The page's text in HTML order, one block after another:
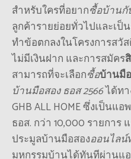
สำหรับใครที่อยากซื้อบ้านกั
ลูกค้ารายย่อยทั่วไปและเ
ทำข้อตกลงในโครงการสวั
ไม่มีเงินฝาก และการสมัคร
สามารถที่จะเลือกซื้อบ้านมื
บ้านมือสอง ธอส 2566ได้ท
GHB ALL HOME ซึ่งเป็นแ
ธอส. กว่า 10,000 รายการ
ประมูลบ้านมือสองออนไลน์
มหกรรมบ้านได้ทันทีผ่านแ